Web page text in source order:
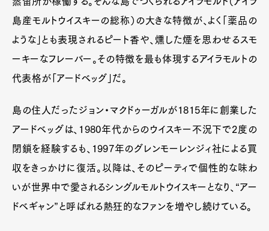
島産モルトウイスキーの総称）の大きな特徴が、よく「薬品の
ような」とも表現されるピート香や、燻した煙を思わせるスモ
ーキーなフレーバー。その特徴を最も体現するアイラモルトの
代表格が「アードベッグ」だ。
島の住人だったジョン・マクドゥーガルが1815年に創業した
アードベッグは、1980年代からのウイスキー不況下で2度の
閉鎖を経験するも、1997年のグレンモーレンジィ社による買
収をきっかけに復活。以降は、そのピーティで個性的な味わ
いが世界中で愛されるシングルモルトウイスキーとなり、“アー
ドベギャン”と呼ばれる熱狂的なファンを増やし続けている。